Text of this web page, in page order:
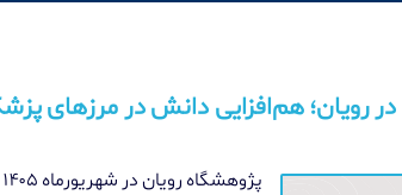
رویان؛ هم‌افزایی دانش در مرزهای
پژوهشگاه رویان در شهریورماه ۱۴۰۵